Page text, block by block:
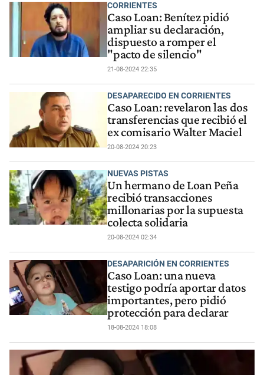
CORRIENTES
Caso Loan: Benítez pidió
ampliar su declaración,
dispuesto a romper el
"pacto de silencio"
21-08-2024 22:35
DESAPARECIDO EN CORRIENTES
Caso Loan: revelaron las dos
transferencias que recibió el
ex comisario Walter Maciel
20-08-2024 20:23
NUEVAS PISTAS
Un hermano de Loan Peña
recibió transacciones
millonarias por la supuesta
colecta solidaria
20-08-2024 02:34
DESAPARICIÓN EN CORRIENTES
Caso Loan: una nueva
testigo podría aportar datos
importantes, pero pidió
protección para declarar
18-08-2024 18:08